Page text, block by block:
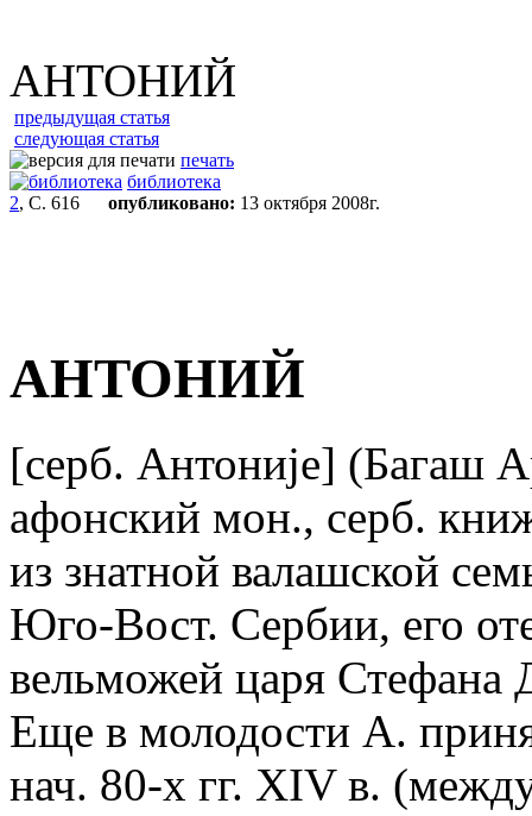
АНТОНИЙ
предыдущая статья
следующая статья
печать
библиотека
2, С. 616 опубликовано: 13 октября 2008г.
АНТОНИЙ
[серб. Антониjе] (Багаш
афонский мон., серб.
из знатной валашской
Юго-Вост. Сербии, его
вельможей царя Стефана
Еще в молодости А.
нач. 80-х гг. XIV в.